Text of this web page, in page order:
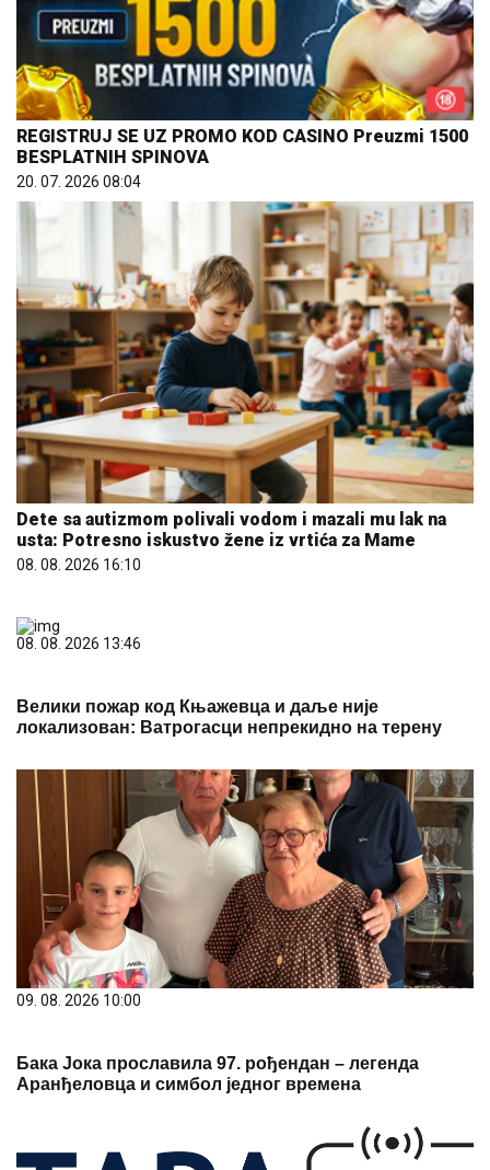
REGISTRUJ SE UZ PROMO KOD CASINO Preuzmi 1500
BESPLATNIH SPINOVA
20. 07. 2026 08:04
Dete sa autizmom polivali vodom i mazali mu lak na
usta: Potresno iskustvo žene iz vrtića za Mame
08. 08. 2026 16:10
08. 08. 2026 13:46
Велики пожар код Књажевца и даље није
локализован: Ватрогасци непрекидно на терену
09. 08. 2026 10:00
Бака Јока прославила 97. рођендан – легенда
Аранђеловца и симбол једног времена